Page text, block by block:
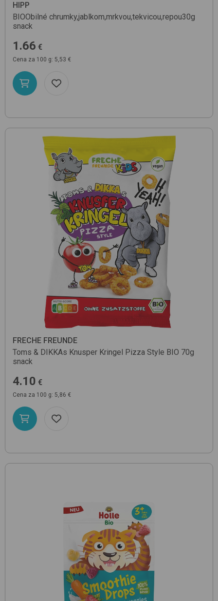
HIPP
BIOObilné chrumky,jablkom,mrkvou,tekvicou,repou30g
snack
1.66 €
Cena za 100 g: 5,53 €
FRECHE FREUNDE
Toms & DIKKAs Knusper Kringel Pizza Style BIO 70g
snack
4.10 €
Cena za 100 g: 5,86 €